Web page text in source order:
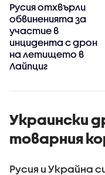
Русия отхвърли
обвиненията за
участие в
инцидента с дрон
на летището в
Лайпциг
Украински
товарния
Русия и Украйна